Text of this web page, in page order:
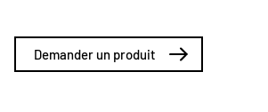
Demander un produit